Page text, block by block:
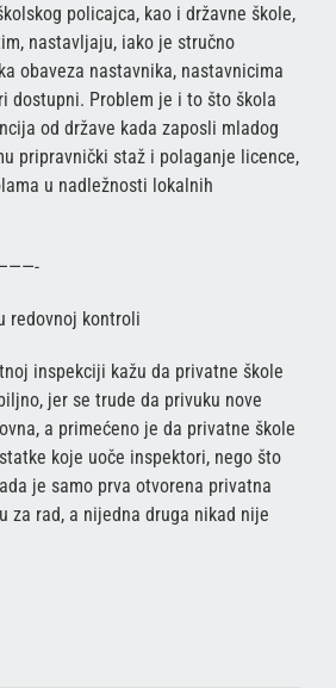
policajca, kao i državne škole,
nastavljaju, iako je stručno
obaveza nastavnika, nastavnicima
dostupni. Problem je i to što škola
od države kada zaposli mladog
pripravnički staž i polaganje licence,
u nadležnosti lokalnih
redovnoj kontroli
inspekciji kažu da privatne škole
jer se trude da privuku nove
a primećeno je da privatne škole
koje uoče inspektori, nego što
je samo prva otvorena privatna
za rad, a nijedna druga nikad nije